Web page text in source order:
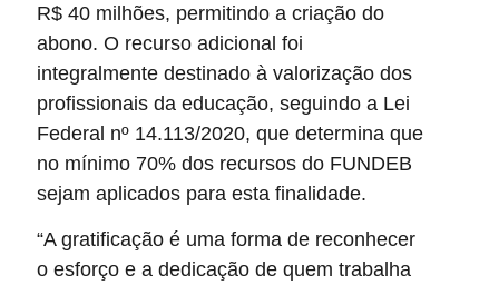
R$ 40 milhões, permitindo a criação do
abono. O recurso adicional foi
integralmente destinado à valorização dos
profissionais da educação, seguindo a Lei
Federal nº 14.113/2020, que determina que
no mínimo 70% dos recursos do FUNDEB
sejam aplicados para esta finalidade.
“A gratificação é uma forma de reconhecer
o esforço e a dedicação de quem trabalha